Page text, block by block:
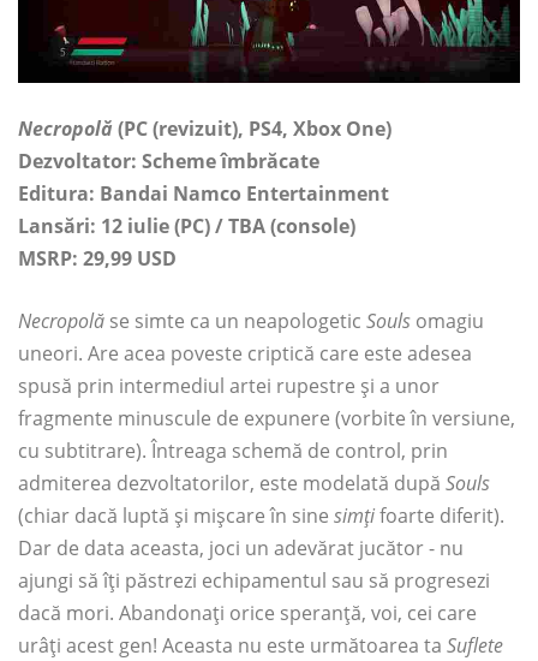
Necropolă (PC (revizuit), PS4, Xbox One)
Dezvoltator: Scheme îmbrăcate
Editura: Bandai Namco Entertainment
Lansări: 12 iulie (PC) / TBA (console)
MSRP: 29,99 USD
Necropolă se simte ca un neapologetic Souls omagiu
uneori. Are acea poveste criptică care este adesea
spusă prin intermediul artei rupestre și a unor
fragmente minuscule de expunere (vorbite în versiune,
cu subtitrare). Întreaga schemă de control, prin
admiterea dezvoltatorilor, este modelată după Souls
(chiar dacă luptă și mișcare în sine simțifoarte diferit).
Dar de data aceasta, joci un adevărat jucător - nu
ajungi să îți păstrezi echipamentul sau să progresezi
dacă mori. Abandonați orice speranță, voi, cei care
urâți acest gen! Aceasta nu este următoarea ta Suflete